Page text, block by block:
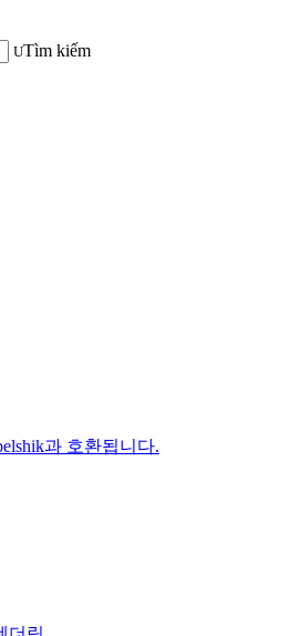
Tìm kiếm
과 호환됩니다.